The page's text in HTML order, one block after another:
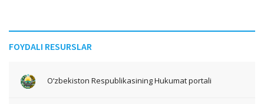
FOYDALI RESURSLAR
O‘zbekiston Respublikasining Hukumat portali